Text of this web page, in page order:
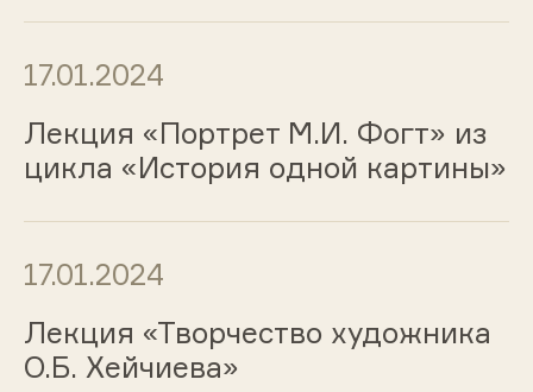
17.01.2024
Лекция «Портрет М.И. Фогт» из
цикла «История одной картины»
17.01.2024
Лекция «Творчество художника
О.Б. Хейчиева»